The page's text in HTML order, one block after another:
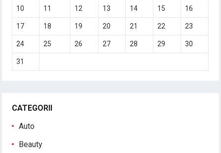
10 11 12 13 14 15 16
17 18 19 20 21 22 23
24 25 26 27 28 29 30
31
CATEGORII
Auto
Beauty